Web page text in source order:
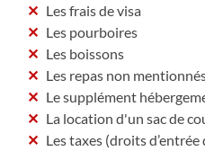
Les frais de visa
Les pourboires
Les boissons
Les repas non
Le supplément
La location d'un sac de
Les taxes (droits